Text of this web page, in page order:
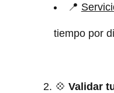
📍
tiempo por
💠 Validar